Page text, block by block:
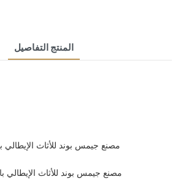
المنتج التفاصيل